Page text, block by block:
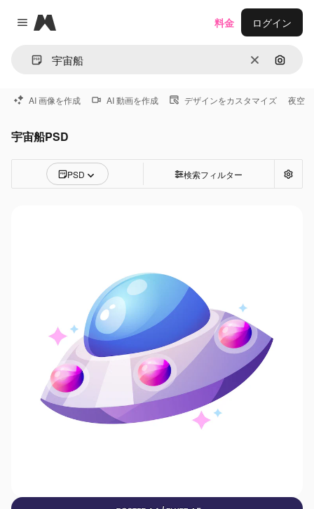
Close menu
Magnific
消去 画像で
料金 ログイン
AI 画像を作成 AI 動画を作成 デザインをカスタマイズ 夜空
宇宙船PSD
PSD 検索フィルター